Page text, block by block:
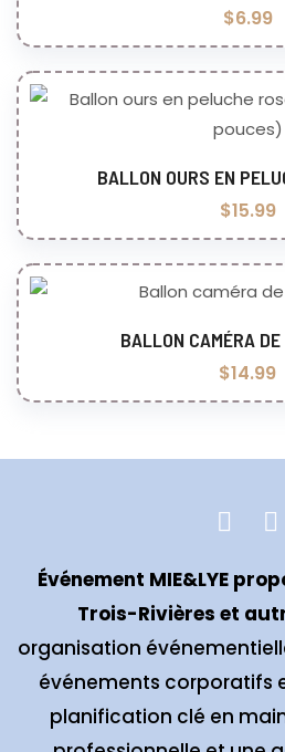
$6.99
Ajouter au
BALLON OURS EN
$15.99
Ajouter au
BALLON CAMÉRA
$14.99
Événement MIE&LYE
Trois-Rivières et
organisation
événements corporatifs
planification clé en